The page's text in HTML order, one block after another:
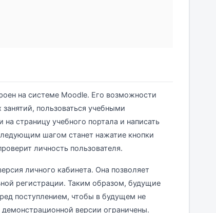
на системе Moodle. Его возможности
пользоваться учебными
страницу учебного портала и написать
шагом станет нажатие кнопки
личность пользователя.
личного кабинета. Она позволяет
регистрации. Таким образом, будущие
поступлением, чтобы в будущем не
версии ограничены.